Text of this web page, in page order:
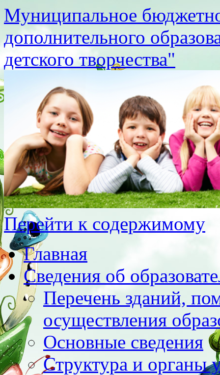
Муниципальное
дополнительного
детского творчества"
Перейти к содержимому
Главная
Сведения об
Перечень зданий,
осуществления
Основные сведения
Структура и органы